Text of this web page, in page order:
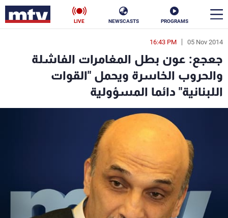
PROGRAMS
NEWSCASTS
LIVE
05 Nov 2014
16:43 PM
جعجع: عون بطل المغامرات الفاشلة
والحروب الخاسرة ويحمل "القوات
اللبنانية" دائما المسؤولية
en
الأخبار
سياسة ناس
منوعات رياضة
كأس العالم
البرامج